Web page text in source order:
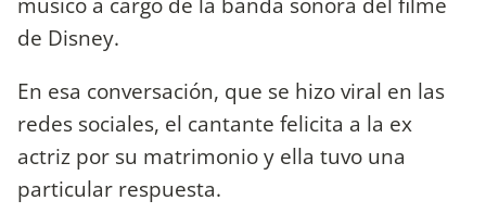
de Disney.
En esa conversación, que se hizo viral en las
redes sociales, el cantante felicita a la ex
actriz por su matrimonio y ella tuvo una
particular respuesta.